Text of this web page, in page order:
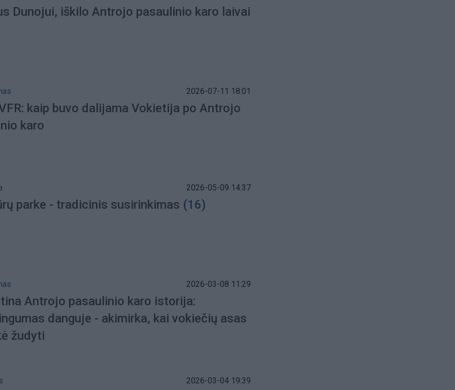
Dunojui, iškilo Antrojo pasaulinio karo laivai
2026-07-11 18:01
kaip buvo dalijama Vokietija po Antrojo
karo
2026-05-09 14:37
parke - tradicinis susirinkimas (16)
2026-03-08 11:29
Antrojo pasaulinio karo istorija:
danguje - akimirka, kai vokiečių asas
žudyti
2026-03-04 19:39